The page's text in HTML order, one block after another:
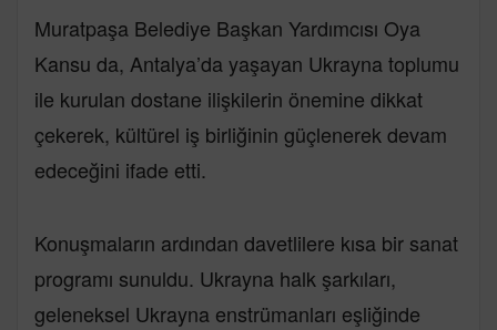
Muratpaşa Belediye Başkan Yardımcısı Oya
Kansu da, Antalya’da yaşayan Ukrayna toplumu
ile kurulan dostane ilişkilerin önemine dikkat
çekerek, kültürel iş birliğinin güçlenerek devam
edeceğini ifade etti.
Konuşmaların ardından davetlilere kısa bir sanat
programı sunuldu. Ukrayna halk şarkıları,
geleneksel Ukrayna enstrümanları eşliğinde